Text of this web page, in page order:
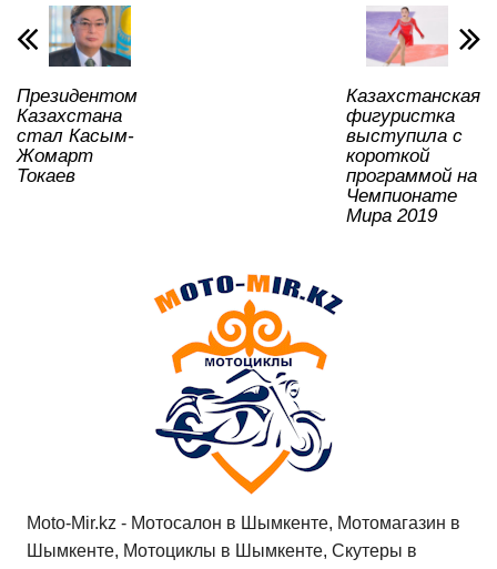
p
p
o
o
k
и
ть
Президентом
Казахстана
стал Касым-
Жомарт
Токаев
Казахстанская
фигуристка
выступила с
короткой
программой на
Чемпионате
Мира 2019
Moto-Mir.kz - Мотосалон в Шымкенте, Мотомагазин в
Шымкенте, Мотоциклы в Шымкенте, Скутеры в